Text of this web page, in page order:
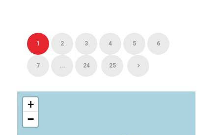
1 2 3 4 5 6
7 ... 24 25
+
−